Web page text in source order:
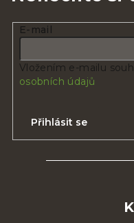
E-mail
Vložením e-mailu
osobních údajů
Přihlásit se